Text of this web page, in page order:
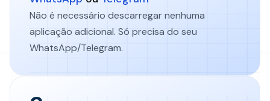
Não é necessário descarregar nenhuma
aplicação adicional. Só precisa do seu
WhatsApp/Telegram.